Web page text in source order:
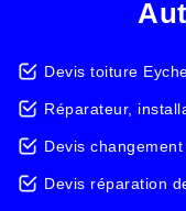
Devis toiture
Réparateur,
Devis
Devis réparation